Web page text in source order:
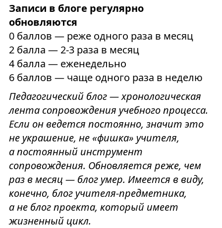
Записи в блоге регулярно
обновляются
0 баллов — реже одного раза в месяц
2 балла — 2-3 раза в месяц
4 балла — еженедельно
6 баллов — чаще одного раза в неделю
Педагогический блог — хронологическая
лента сопровождения учебного процесса.
Если он ведется постоянно, значит это
не украшение, не «фишка» учителя,
а постоянный инструмент
сопровождения. Обновляется реже, чем
раз в месяц — блог умер. Имеется в виду,
конечно, блог учителя-предметника,
а не блог проекта, который имеет
жизненный цикл.